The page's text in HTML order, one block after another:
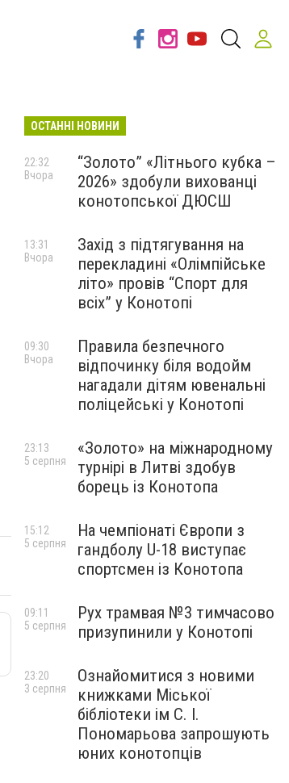
ОСТАННІ НОВИНИ
“Золото” «Літнього кубка –
2026» здобули вихованці
конотопської ДЮСШ
22:32
Вчора
Захід з підтягування на
перекладині «Олімпійське
літо» провів “Спорт для
всіх” у Конотопі
13:31
Вчора
Правила безпечного
відпочинку біля водойм
нагадали дітям ювенальні
поліцейські у Конотопі
09:30
Вчора
«Золото» на міжнародному
турнірі в Литві здобув
борець із Конотопа
23:13
5 серпня
На чемпіонаті Європи з
гандболу U-18 виступає
спортсмен із Конотопа
15:12
5 серпня
Рух трамвая №3 тимчасово
призупинили у Конотопі
09:11
5 серпня
Ознайомитися з новими
книжками Міської
бібліотеки ім С. І.
Пономарьова запрошують
юних конотопців
23:20
3 серпня